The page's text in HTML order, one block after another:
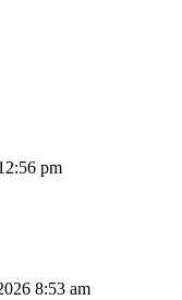
pm
8:53 am